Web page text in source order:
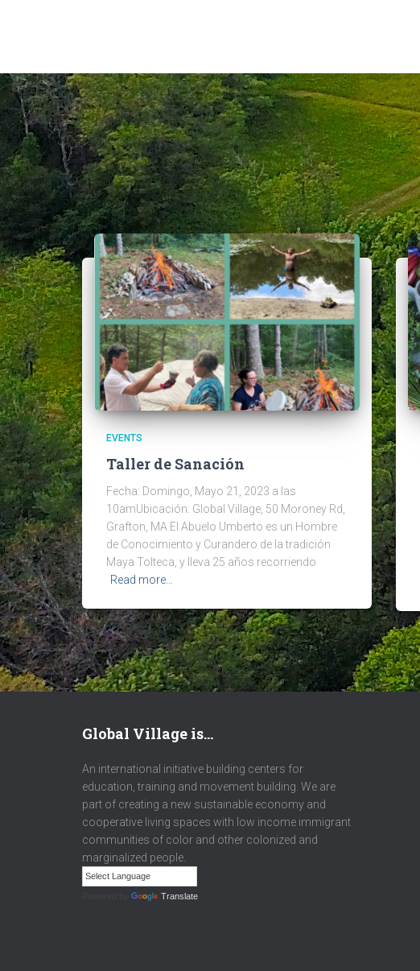
EVENTS
Taller de Sanación
Fecha: Domingo, Mayo 21, 2023 a las
10amUbicación: Global Village, 50 Moroney Rd,
Grafton, MA El Abuelo Umberto es un Hombre
de Conocimiento y Curandero de la tradición
Maya Tolteca, y lleva 25 años recorriendo
Read more…
Global Village is…
An international initiative building centers for
education, training and movement building. We are
part of creating a new sustainable economy and
cooperative living spaces with low income immigrant
communities of color and other colonized and
marginalized people.
Translate